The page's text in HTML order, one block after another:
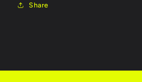
Share